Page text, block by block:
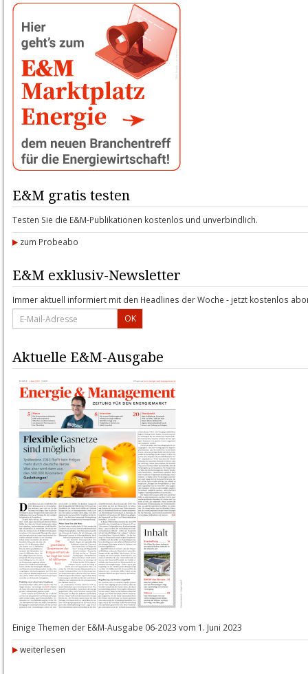
E&M gratis testen
Testen Sie die E&M-Publikationen kostenlos und unverbindlich.
zum Probeabo
E&M exklusiv-Newsletter
Immer aktuell informiert mit den Headlines der Woche - jetzt kostenlos
OK
Aktuelle E&M-Ausgabe
Einige Themen der E&M-Ausgabe 06-2023 vom 1. Juni 2023
weiterlesen